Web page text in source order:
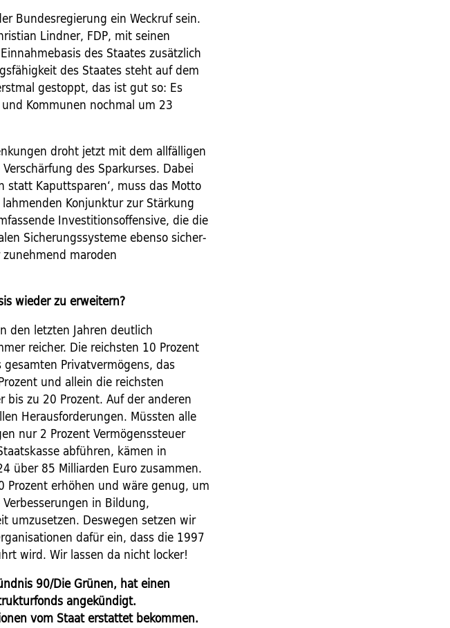
Bundesregierung ein Weckruf sein.
Lindner, FDP, mit seinen
des Staates zusätzlich
des Staates steht auf dem
gestoppt, das ist gut so: Es
Kommunen nochmal um 23
droht jetzt mit dem allfälligen
des Sparkurses. Dabei
statt Kaputtsparen‘, muss das Motto
Konjunktur zur Stärkung
Investitionsoffensive, die die
Sicherungssysteme ebenso sicher­
maroden
wieder zu erweitern?
den letzten Jahren deutlich
reicher. Die reichsten 10 Prozent
Privatvermögens, das
und allein die reichsten
zu 20 Prozent. Auf der anderen
Herausforderungen. Müssten alle
nur 2 Prozent Vermögenssteuer
abführen, kämen in
über 85 Milliarden Euro zusammen.
erhöhen und wäre genug, um
in Bildung,
umzusetzen. Deswegen setzen wir
dafür ein, dass die 1997
wird. Wir lassen da nicht ­locker!
90/Die Grünen, hat einen
angekündigt.
vom Staat erstattet bekommen.